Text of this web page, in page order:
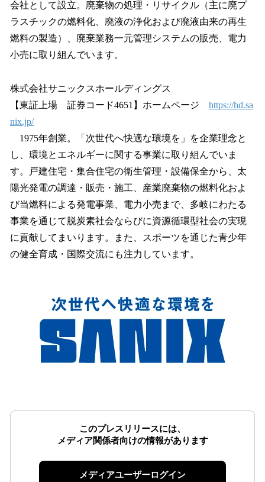
会社として設立。廃棄物の処理・リサイクル（主に廃プ
ラスチックの燃料化、廃液の浄化および廃液由来の再生
燃料の製造）、廃棄業務一元管理システムの販売、電力
小売に取り組んでいます。
株式会社サニックスホールディングス
【東証上場 証券コード4651】ホームページ https://hd.sa
nix.jp/
1975年創業。「次世代へ快適な環境を」を企業理念と
し、環境とエネルギーに関する事業に取り組んでいま
す。戸建住宅・集合住宅の衛生管理・設備保全から、太
陽光発電の調達・販売・施工、産業廃棄物の燃料化およ
び当燃料による発電事業、電力小売まで、多岐にわたる
事業を通じて脱炭素社会ならびに資源循環型社会の実現
に貢献してまいります。また、スポーツを通じた青少年
の健全育成・国際交流にも注力しています。
このプレスリリースには、
メディア関係者向けの情報があります
メディアユーザーログイン